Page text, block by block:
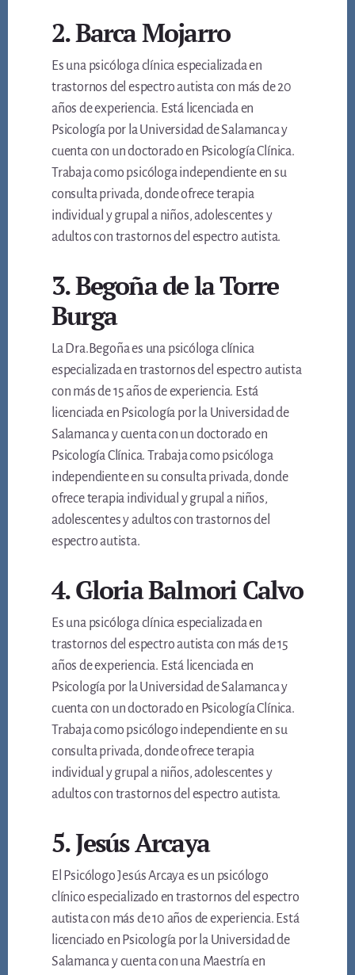
2. Barca Mojarro
Es una psicóloga clínica especializada en
trastornos del espectro autista con más de 20
años de experiencia. Está licenciada en
Psicología por la Universidad de Salamanca y
cuenta con un doctorado en Psicología Clínica.
Trabaja como psicóloga independiente en su
consulta privada, donde ofrece terapia
individual y grupal a niños, adolescentes y
adultos con trastornos del espectro autista.
3. Begoña de la Torre
Burga
La Dra.Begoña es una psicóloga clínica
especializada en trastornos del espectro autista
con más de 15 años de experiencia. Está
licenciada en Psicología por la Universidad de
Salamanca y cuenta con un doctorado en
Psicología Clínica. Trabaja como psicóloga
independiente en su consulta privada, donde
ofrece terapia individual y grupal a niños,
adolescentes y adultos con trastornos del
espectro autista.
4. Gloria Balmori Calvo
Es una psicóloga clínica especializada en
trastornos del espectro autista con más de 15
años de experiencia. Está licenciada en
Psicología por la Universidad de Salamanca y
cuenta con un doctorado en Psicología Clínica.
Trabaja como psicólogo independiente en su
consulta privada, donde ofrece terapia
individual y grupal a niños, adolescentes y
adultos con trastornos del espectro autista.
5. Jesús Arcaya
El Psicólogo Jesús Arcaya es un psicólogo
clínico especializado en trastornos del espectro
autista con más de 10 años de experiencia. Está
licenciado en Psicología por la Universidad de
Salamanca y cuenta con una Maestría en